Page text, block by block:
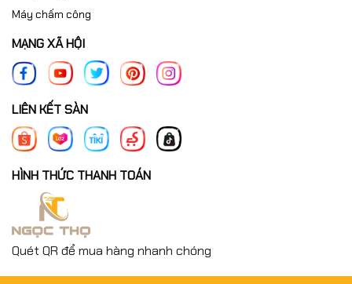
Máy chấm công
MẠNG XÃ HỘI
LIÊN KẾT SÀN
HÌNH THỨC THANH TOÁN
Quét QR để mua hàng nhanh chóng